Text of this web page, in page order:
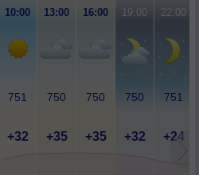
10:00 13:00 16:00 19:00 22:00
751 750 750 750 751
+32 +35 +35 +32 +24